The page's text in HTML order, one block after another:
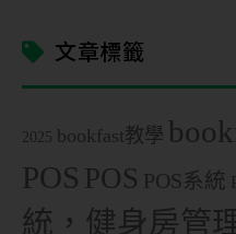
文章標籤
2025 bookfast教學
POS POS POS系統
統，健身房管